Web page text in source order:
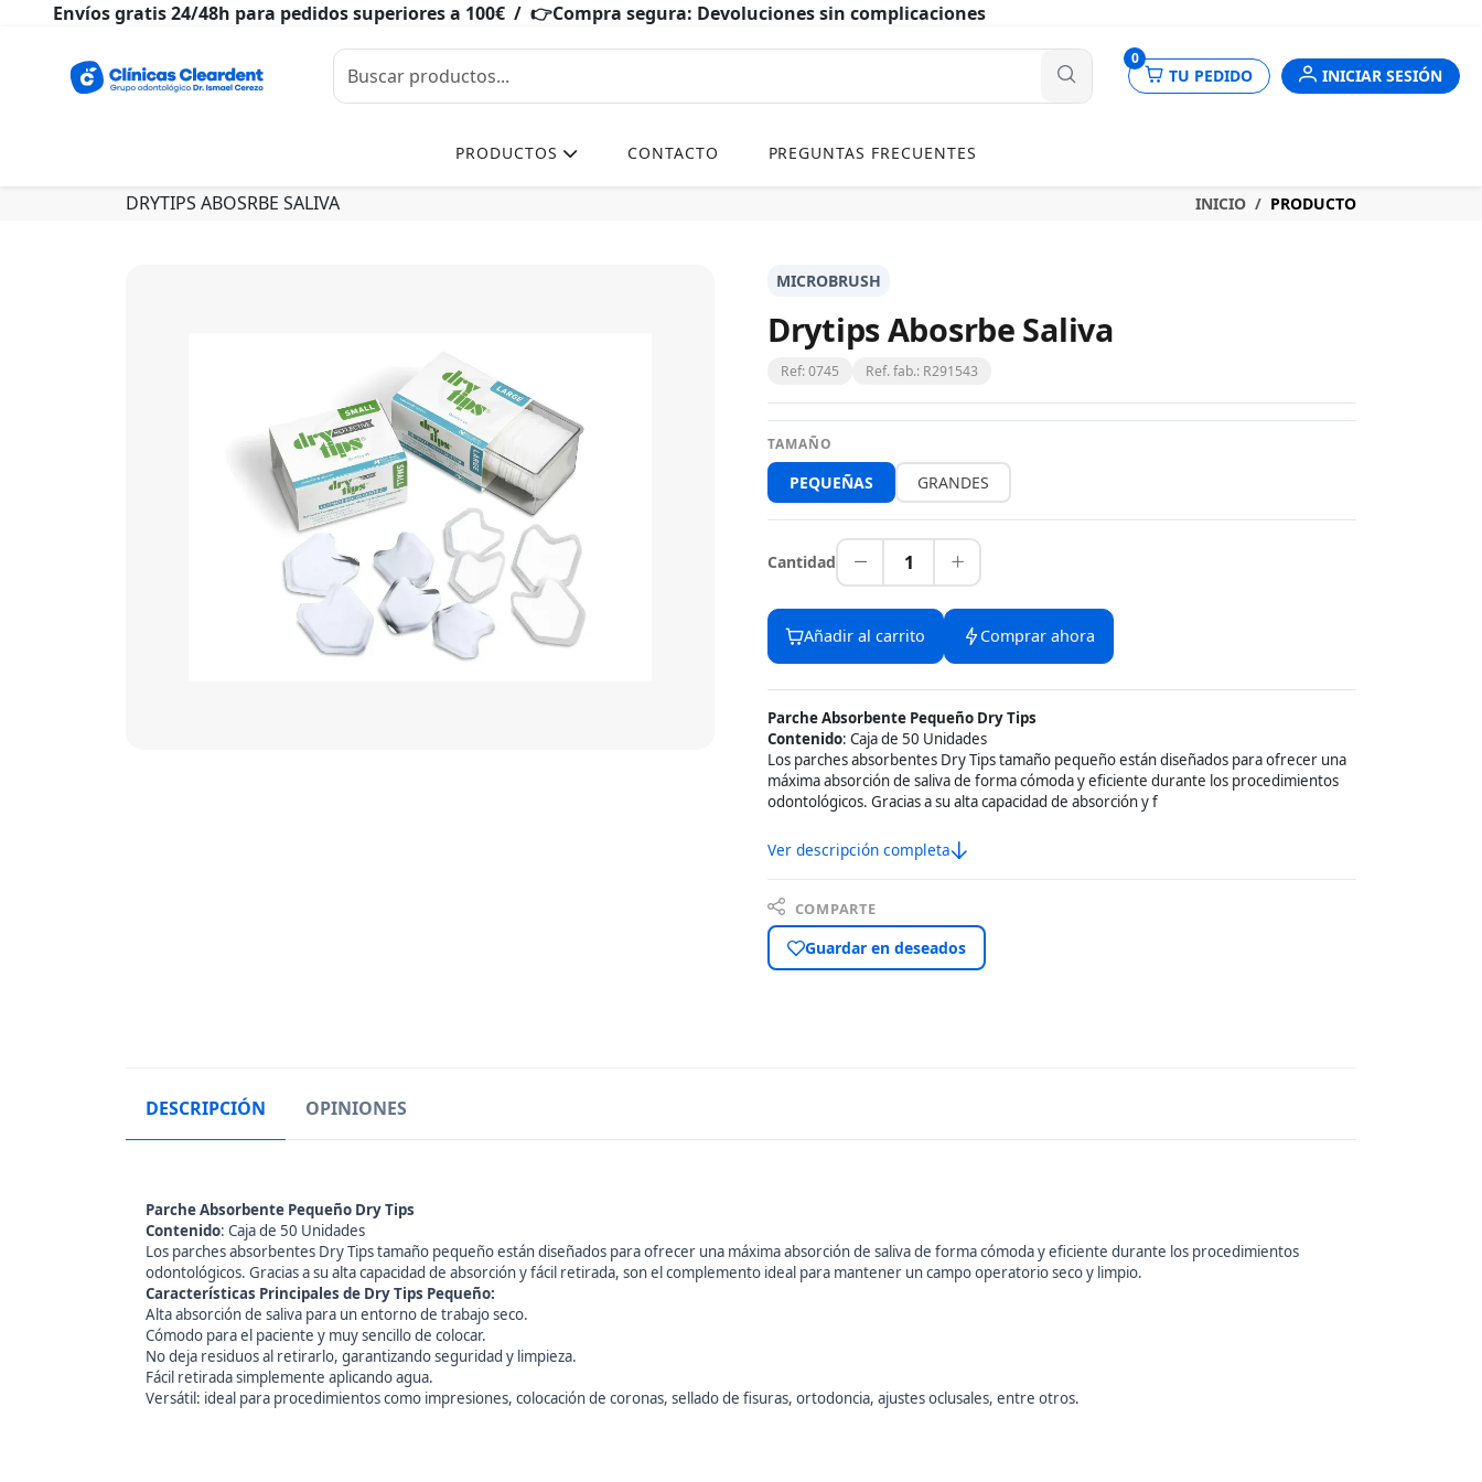
Envíos gratis 24/48h para pedidos superiores a 100€ / 👉Compra segura: Devoluciones sin complicaciones
0
TU PEDIDO INICIAR SESIÓN
PRODUCTOS CONTACTO PREGUNTAS FRECUENTES
DRYTIPS ABOSRBE SALIVA INICIO PRODUCTO
MICROBRUSH
Drytips Abosrbe Saliva
Ref: 0745 Ref. fab.: R291543
TAMAÑO
PEQUEÑAS GRANDES
Cantidad 1
Añadir al carrito Comprar ahora
Parche Absorbente Pequeño Dry Tips
Contenido: Caja de 50 Unidades
Los parches absorbentes Dry Tips tamaño pequeño están diseñados para ofrecer una
máxima absorción de saliva de forma cómoda y eficiente durante los procedimientos
odontológicos. Gracias a su alta capacidad de absorción y f
Ver descripción completa
COMPARTE
Guardar en deseados
DESCRIPCIÓN OPINIONES
Parche Absorbente Pequeño Dry Tips
Contenido: Caja de 50 Unidades
Los parches absorbentes Dry Tips tamaño pequeño están diseñados para ofrecer una máxima absorción de saliva de forma cómoda y eficiente durante los procedimientos
odontológicos. Gracias a su alta capacidad de absorción y fácil retirada, son el complemento ideal para mantener un campo operatorio seco y limpio.
Características Principales de Dry Tips Pequeño:
Alta absorción de saliva para un entorno de trabajo seco.
Cómodo para el paciente y muy sencillo de colocar.
No deja residuos al retirarlo, garantizando seguridad y limpieza.
Fácil retirada simplemente aplicando agua.
Versátil: ideal para procedimientos como impresiones, colocación de coronas, sellado de fisuras, ortodoncia, ajustes oclusales, entre otros.